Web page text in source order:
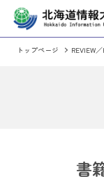
トップページ REVIEW
書